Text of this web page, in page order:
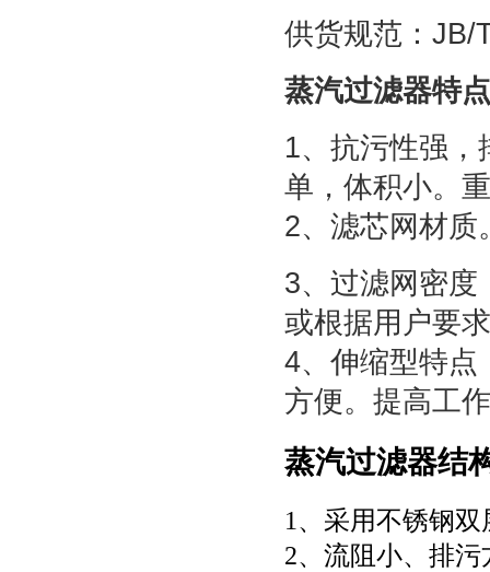
供货规范：JB/
蒸汽过滤器特点
1、抗污性强
单，体积小。
2、滤芯网材质
3、过滤网密
或根据用户要
4、伸缩型特点
方便。提高工
蒸汽过滤器结
1、采用不锈钢
2、流阻小、排